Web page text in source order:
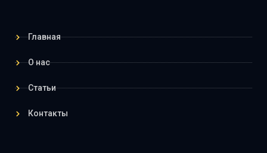
Главная
О нас
Статьи
Контакты